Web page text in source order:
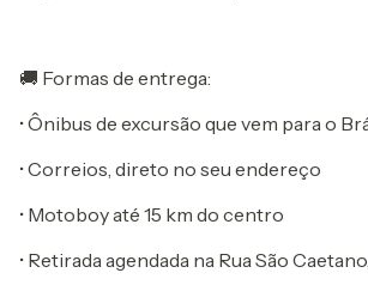
🚚 Formas de entrega:
• Ônibus de excursão que vem para o
• Correios, direto no seu endereço
• Motoboy até 15 km do centro
• Retirada agendada na Rua São